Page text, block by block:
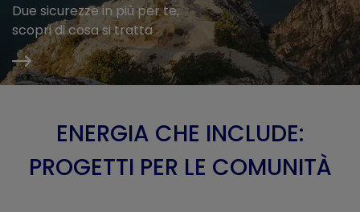
Due sicurezze in più per te,
scopri di cosa si tratta
ENERGIA CHE INCLUDE:
PROGETTI PER LE COMUNITÀ